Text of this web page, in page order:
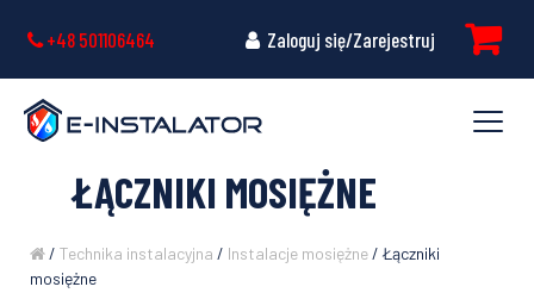
+48 501106464 Zaloguj się/Zarejestruj
ŁĄCZNIKI MOSIĘŻNE
/ Technika instalacyjna / Instalacje mosiężne/ Łączniki
mosiężne